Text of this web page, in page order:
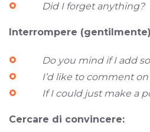
Did I forget anything?
Interrompere
Do you mind if I add
I’d like to comment on
If I could just make a
Cercare di convincere: